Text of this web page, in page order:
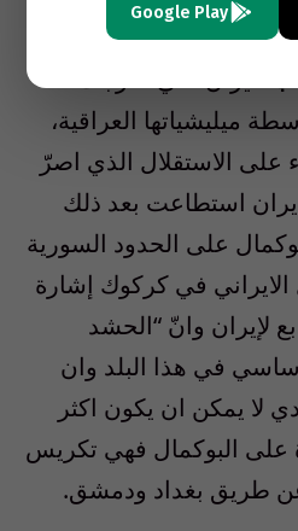
لا تبالي بالسياسة
ميليشياتها العراقية،
الاستقلال الذي اصرّ
استطاعت بعد ذلك
على الحدود السورية
الايراني في كركوك إشارة
لإيران وانّ “الحشد
في هذا البلد وان
لا يمكن ان يكون اكثر
على البوكمال فهي تكريس
طريق بغداد ودمشق.
Google Play